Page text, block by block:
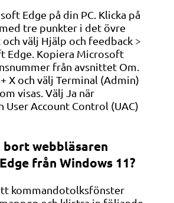
Edge på din PC. Klicka på
tre punkter i det övre
välj Hjälp och feedback >
Edge. Kopiera Microsoft
från avsnittet Om.
X och välj Terminal (Admin)
visas. Välj Ja när
User Account Control (UAC)
bort webbläsaren
från Windows 11?
kommandotolksfönster